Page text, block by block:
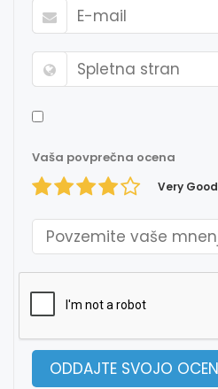
Vaša povprečna ocena
Very Good